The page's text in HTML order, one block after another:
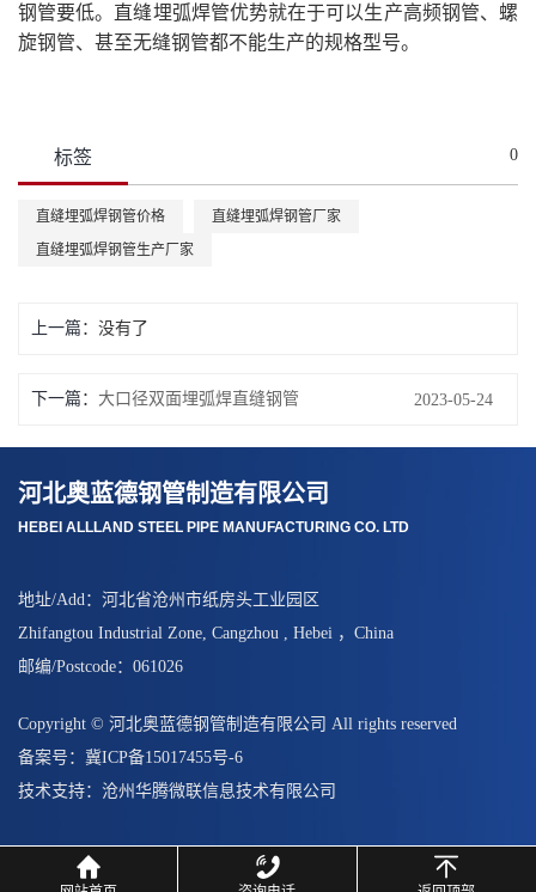
钢管要低。直缝埋弧焊管优势就在于可以生产高频钢管、螺
旋钢管、甚至无缝钢管都不能生产的规格型号。
标签 0
直缝埋弧焊钢管价格
直缝埋弧焊钢管厂家
直缝埋弧焊钢管生产厂家
上一篇： 没有了
下一篇： 大口径双面埋弧焊直缝钢管 2023-05-24
河北奥蓝德钢管制造有限公司
HEBEI ALLLAND STEEL PIPE MANUFACTURING CO. LTD
地址/Add：河北省沧州市纸房头工业园区
Zhifangtou Industrial Zone, Cangzhou , Hebei ，China
邮编/Postcode：061026
Copyright © 河北奥蓝德钢管制造有限公司 All rights reserved
备案号： 冀ICP备15017455号-6
技术支持： 沧州华腾微联信息技术有限公司